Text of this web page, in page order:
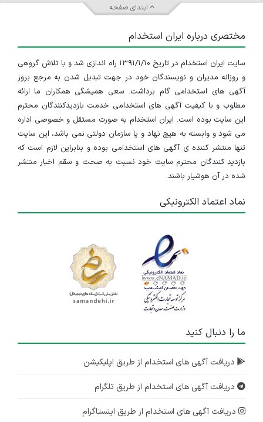
ابتدای صفحه
مختصری درباره ایران استخدام
سایت ایران استخدام در تاریخ ۱۳۹۱/۱/۱۰ راه اندازی شد و با تلاش گروهی
و روزانه مدیران و نویسندگان خود در جهت تبدیل شدن به مرجع بروز
آگهی های استخدامی گام برداشت. سعی همیشگی همکاران ما ارائه
مطلوب و با کیفیت آگهی های استخدامی خدمت بازدیدکنندگان محترم
این سایت بوده است. ایران استخدام به صورت مستقل و خصوصی اداره
می شود و وابسته به هیچ نهاد و یا سازمان دولتی نمی باشد، این سایت
تنها منتشر کننده ی آگهی های استخدامی بوده و بنابراین لازم است که
بازدید کنندگان محترم سایت خود نسبت به صحت و سقم اخبار منتشر
شده در آن هوشیار باشند.
نماد اعتماد الکترونیکی
ما را دنبال کنید
دریافت آگهی های استخدام از طریق اپلیکیشن
دریافت آگهی های استخدام از طریق تلگرام
دریافت آگهی های استخدام از طریق اینستاگرام